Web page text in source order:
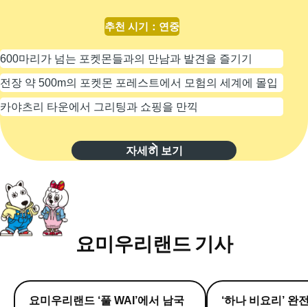
추천 시기 ： 연중
600마리가 넘는 포켓몬들과의 만남과 발견을 즐기기
전장 약 500m의 포켓몬 포레스트에서 모험의 세계에 몰입
카야츠리 타운에서 그리팅과 쇼핑을 만끽
자세히 보기
요미우리랜드 기사
요미우리랜드 ‘풀 WAI’에서 남국
‘하나 비요리’ 완